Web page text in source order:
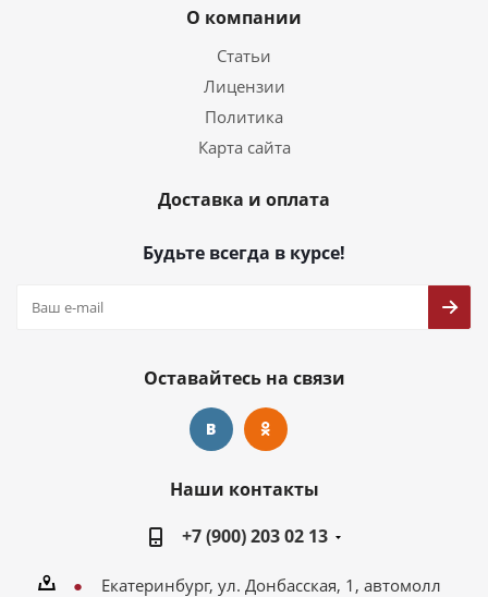
О компании
Статьи
Лицензии
Политика
Карта сайта
Доставка и оплата
Будьте всегда в курсе!
Оставайтесь на связи
Наши контакты
+7 (900) 203 02 13
Екатеринбург, ул. Донбасская, 1, автомолл